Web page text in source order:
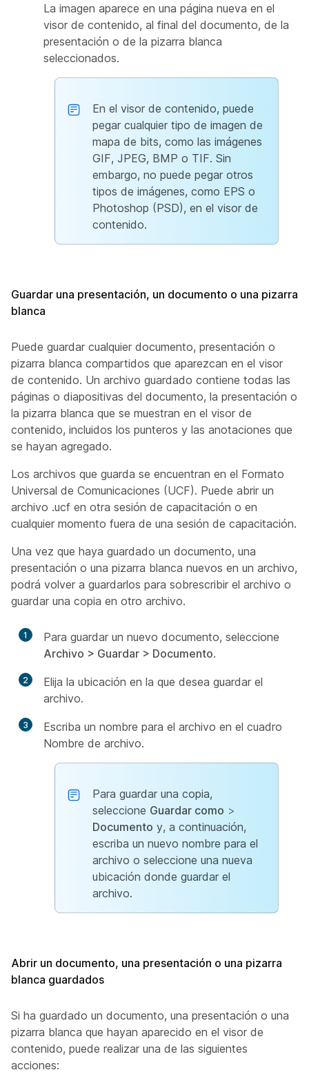
La imagen aparece en una página nueva en el
visor de contenido, al final del documento, de la
presentación o de la pizarra blanca
seleccionados.
En el visor de contenido, puede
pegar cualquier tipo de imagen de
mapa de bits, como las imágenes
GIF, JPEG, BMP o TIF. Sin
embargo, no puede pegar otros
tipos de imágenes, como EPS o
Photoshop (PSD), en el visor de
contenido.
Guardar una presentación, un documento o una pizarra
blanca
Puede guardar cualquier documento, presentación o
pizarra blanca compartidos que aparezcan en el visor
de contenido. Un archivo guardado contiene todas las
páginas o diapositivas del documento, la presentación o
la pizarra blanca que se muestran en el visor de
contenido, incluidos los punteros y las anotaciones que
se hayan agregado.
Los archivos que guarda se encuentran en el Formato
Universal de Comunicaciones (UCF). Puede abrir un
archivo .ucf en otra sesión de capacitación o en
cualquier momento fuera de una sesión de capacitación.
Una vez que haya guardado un documento, una
presentación o una pizarra blanca nuevos en un archivo,
podrá volver a guardarlos para sobrescribir el archivo o
guardar una copia en otro archivo.
1
Para guardar un nuevo documento, seleccione
Archivo > Guardar > Documento.
2
Elija la ubicación en la que desea guardar el
archivo.
3
Escriba un nombre para el archivo en el cuadro
Nombre de archivo.
Para guardar una copia,
seleccione Guardar como >
Documento y, a continuación,
escriba un nuevo nombre para el
archivo o seleccione una nueva
ubicación donde guardar el
archivo.
Abrir un documento, una presentación o una pizarra
blanca guardados
Si ha guardado un documento, una presentación o una
pizarra blanca que hayan aparecido en el visor de
contenido, puede realizar una de las siguientes
acciones: